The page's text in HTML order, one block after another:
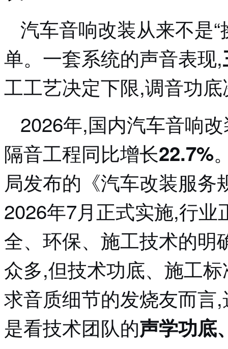
汽车音响改装从来不是
单。一套系统的声音表现,
工工艺决定下限,调音功
2026年,国内汽车音响
隔音工程同比增长22.7%
局发布的《汽车改装服
2026年7月正式实施,行业
全、环保、施工技术的明
众多,但技术功底、施工
求音质细节的发烧友而言
是看技术团队的声学功底